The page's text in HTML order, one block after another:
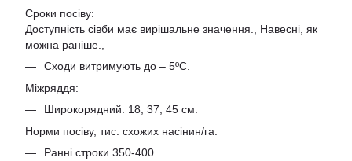
Сроки посіву:
Доступність сівби має вирішальне значення., Навесні, як
можна раніше.,
Сходи витримують до – 5ºС.
Міжряддя:
Широкорядний. 18; 37; 45 см.
Норми посіву, тис. схожих насінин/га:
Ранні строки 350-400